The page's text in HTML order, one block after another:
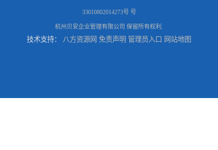
33010802014273号 号
杭州贝安企业管理有限公司 保留所有权利.
技术支持： 八方资源网 免责声明 管理员入口 网站地图